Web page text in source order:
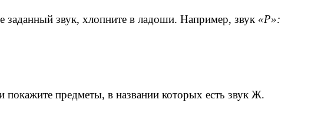
заданный звук, хлопните в ладоши. Например, звук «Р»:
покажите предметы, в названии которых есть звук Ж.